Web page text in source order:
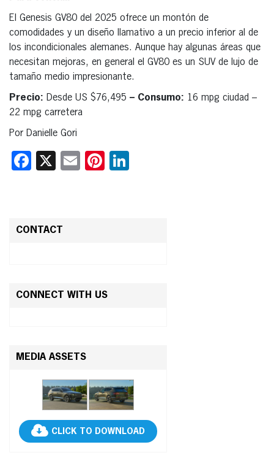
El Genesis GV80 del 2025 ofrece un montón de
comodidades y un diseño llamativo a un precio inferior al de
los incondicionales alemanes. Aunque hay algunas áreas que
necesitan mejoras, en general el GV80 es un SUV de lujo de
tamaño medio impresionante.
Precio: Desde US $76,495 – Consumo: 16 mpg ciudad –
22 mpg carretera
Por Danielle Gori
Facebook
X EmailPinterest
CONTACT
CONNECT WITH US
MEDIA ASSETS
CLICK TO DOWNLOAD